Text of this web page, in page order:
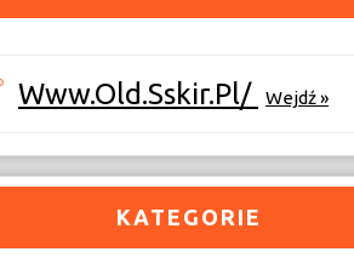
Www.old.sskir.pl/ Wejdź »
KATEGORIE